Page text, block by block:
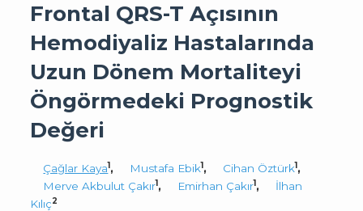
Frontal QRS-T Açısının
Hemodiyaliz Hastalarında
Uzun Dönem Mortaliteyi
Öngörmedeki Prognostik
Değeri
Çağlar Kaya1, Mustafa Ebik1, Cihan Öztürk1,
Merve Akbulut Çakır1, Emirhan Çakır1,
İlhan
Kılıç2